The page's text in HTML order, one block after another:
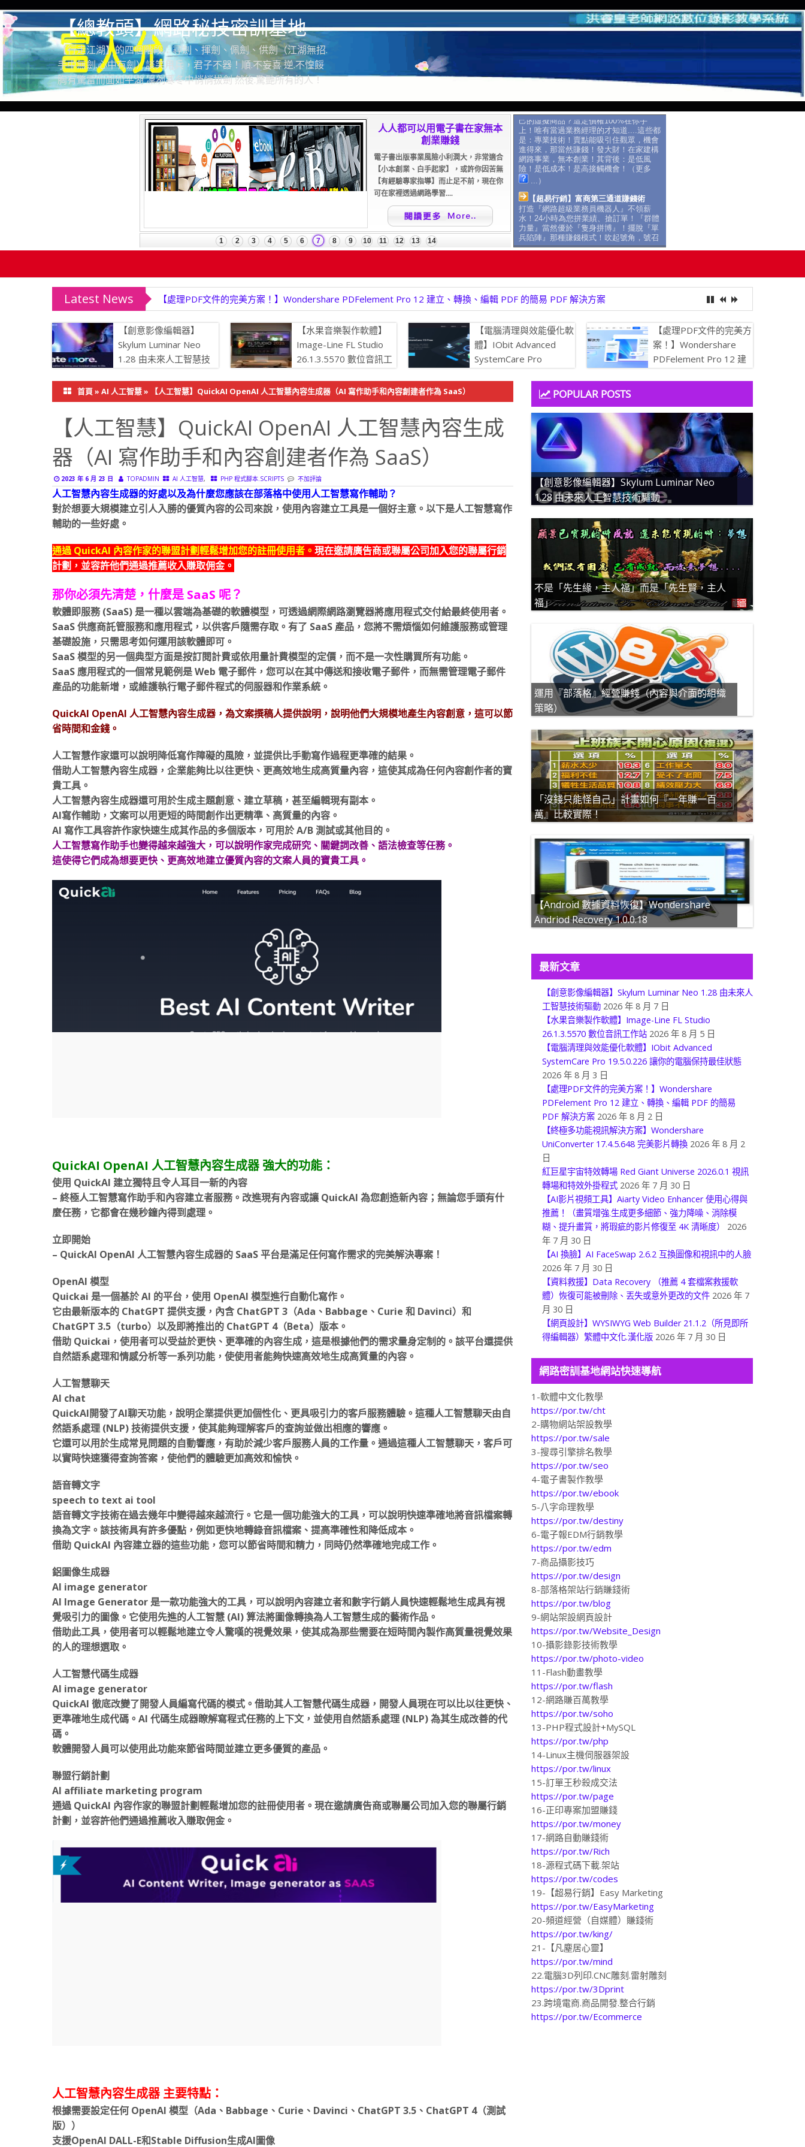
【總教頭】網路秘技密訓基地
【行走江湖】的四個階段：尋劍、揮劍、佩劍、供劍（江湖無招.
手中無劍.心中有劍）談笑用兵，君子不器！順.不妄喜 逆.不惶餒
胸有驚雷而面如平湖 凜冽寒冬中悄悄拔劍 然後.驚艷所有的人！
Latest News 【終極多功能視訊解決方案】Wondershare UniConverter 17.4.5.648 完美影片轉換
【創意影像編輯器】
Skylum Luminar Neo
1.28 由未來人工智慧技
【水果音樂製作軟體】
Image-Line FL Studio
26.1.3.5570 數位音訊工
【電腦清理與效能優化軟
體】IObit Advanced
SystemCare Pro
持最佳狀態
【處理PDF文件的完美方
案！】Wondershare
PDFelement Pro 12 建
簡易 PDF 解決方案
首頁» AI 人工智慧» 【人工智慧】QuickAI OpenAI 人工智慧內容生成器（AI 寫作助手和內容創建者作為 SaaS）
【人工智慧】QuickAI OpenAI 人工智慧內容生成
器（AI 寫作助手和內容創建者作為 SaaS）
2023 年 6 月 23 日 TOPADMIN AI 人工智慧, PHP 程式腳本.SCRIPTS 不加評論
人工智慧內容生成器的好處以及為什麼您應該在部落格中使用人工智慧寫作輔助？
對於想要大規模建立引人入勝的優質內容的公司來說，使用內容建立工具是一個好主意。以下是人工智慧寫作
輔助的一些好處。
通過 QuickAI 內容作家的聯盟計劃輕鬆增加您的註冊使用者。 現在邀請廣告商或聯屬公司加入您的聯屬行銷
計劃，並容許他們通過推薦收入賺取佣金。
那你必須先清楚，什麼是 SaaS 呢？
軟體即服務 (SaaS) 是一種以雲端為基礎的軟體模型，可透過網際網路瀏覽器將應用程式交付給最終使用者。
SaaS 供應商託管服務和應用程式，以供客戶隨需存取。有了 SaaS 產品，您將不需煩惱如何維護服務或管理
基礎設施，只需思考如何運用該軟體即可。
SaaS 模型的另一個典型方面是按訂閱計費或依用量計費模型的定價，而不是一次性購買所有功能。
SaaS 應用程式的一個常見範例是 Web 電子郵件，您可以在其中傳送和接收電子郵件，而無需管理電子郵件
產品的功能新增，或維護執行電子郵件程式的伺服器和作業系統。
QuickAI OpenAI 人工智慧內容生成器，為文案撰稿人提供說明，說明他們大規模地產生內容創意，這可以節
省時間和金錢。
人工智慧作家還可以說明降低寫作障礙的風險，並提供比手動寫作過程更準確的結果。
借助人工智慧內容生成器，企業能夠比以往更快、更高效地生成高質量內容，這使其成為任何內容創作者的寶
貴工具。
人工智慧內容生成器還可用於生成主題創意、建立草稿，甚至編輯現有副本。
AI寫作輔助，文案可以用更短的時間創作出更精準、高質量的內容。
AI 寫作工具容許作家快速生成其作品的多個版本，可用於 A/B 測試或其他目的。
人工智慧寫作助手也變得越來越強大，可以說明作家完成研究、關鍵詞改善、語法檢查等任務。
這使得它們成為想要更快、更高效地建立優質內容的文案人員的寶貴工具。
QuickAI OpenAI 人工智慧內容生成器 強大的功能：
使用 QuickAI 建立獨特且令人耳目一新的內容
– 終極人工智慧寫作助手和內容建立者服務。改進現有內容或讓 QuickAI 為您創造新內容；無論您手頭有什
麼任務，它都會在幾秒鐘內得到處理。
立即開始
– QuickAI OpenAI 人工智慧內容生成器的 SaaS 平台是滿足任何寫作需求的完美解決專案！
OpenAI 模型
Quickai 是一個基於 AI 的平台，使用 OpenAI 模型進行自動化寫作。
它由最新版本的 ChatGPT 提供支援，內含 ChatGPT 3（Ada、Babbage、Curie 和 Davinci）和
ChatGPT 3.5（turbo）以及即將推出的 ChatGPT 4（Beta）版本。
借助 Quickai，使用者可以受益於更快、更準確的內容生成，這是根據他們的需求量身定制的。該平台還提供
自然語系處理和情感分析等一系列功能，使使用者能夠快速高效地生成高質量的內容。
人工智慧聊天
AI chat
QuickAI開發了AI聊天功能，說明企業提供更加個性化、更具吸引力的客戶服務體驗。這種人工智慧聊天由自
然語系處理 (NLP) 技術提供支援，使其能夠理解客戶的查詢並做出相應的響應。
它還可以用於生成常見問題的自動響應，有助於減少客戶服務人員的工作量。通過這種人工智慧聊天，客戶可
以實時快速獲得查詢答案，使他們的體驗更加高效和愉快。
語音轉文字
speech to text ai tool
語音轉文字技術在過去幾年中變得越來越流行。它是一個功能強大的工具，可以說明快速準確地將音訊檔案轉
換為文字。該技術具有許多優點，例如更快地轉錄音訊檔案、提高準確性和降低成本。
借助 QuickAI 內容建立器的這些功能，您可以節省時間和精力，同時仍然準確地完成工作。
鋁圖像生成器
AI image generator
Al Image Generator 是一款功能強大的工具，可以說明內容建立者和數字行銷人員快速輕鬆地生成具有視
覺吸引力的圖像。它使用先進的人工智慧 (AI) 算法將圖像轉換為人工智慧生成的藝術作品。
借助此工具，使用者可以輕鬆地建立令人驚嘆的視覺效果，使其成為那些需要在短時間內製作高質量視覺效果
的人的理想選取。
人工智慧代碼生成器
AI image generator
QuickAI 徹底改變了開發人員編寫代碼的模式。借助其人工智慧代碼生成器，開發人員現在可以比以往更快、
更準確地生成代碼。AI 代碼生成器瞭解寫程式任務的上下文，並使用自然語系處理 (NLP) 為其生成改善的代
碼。
軟體開發人員可以使用此功能來節省時間並建立更多優質的產品。
聯盟行銷計劃
AI affiliate marketing program
通過 QuickAI 內容作家的聯盟計劃輕鬆增加您的註冊使用者。現在邀請廣告商或聯屬公司加入您的聯屬行銷
計劃，並容許他們通過推薦收入賺取佣金。
人工智慧內容生成器 主要特點：
根據需要設定任何 OpenAI 模型（Ada、Babbage、Curie、Davinci、ChatGPT 3.5、ChatGPT 4（測試
版））
支援OpenAI DALL-E和Stable Diffusion生成AI圖像
POPULAR POSTS
【創意影像編輯器】Skylum Luminar Neo
1.28 由未來人工智慧技術驅動
不是「先生緣，主人福」而是「先生賢，主人
福」
運用『部落格』經營賺錢（內容與介面的組織
策略）
「沒錢只能怪自己」計畫如何『一年賺一百
萬』比較實際！
【Android 數據資料恢復】Wondershare
Andriod Recovery 1.0.0.18
最新文章
【創意影像編輯器】Skylum Luminar Neo 1.28 由未來人
工智慧技術驅動 2026 年 8 月 7 日
【水果音樂製作軟體】Image-Line FL Studio
26.1.3.5570 數位音訊工作站 2026 年 8 月 5 日
【電腦清理與效能優化軟體】IObit Advanced
SystemCare Pro 19.5.0.226 讓你的電腦保持最佳狀態
2026 年 8 月 3 日
【處理PDF文件的完美方案！】Wondershare
PDFelement Pro 12 建立、轉換、編輯 PDF 的簡易
PDF 解決方案 2026 年 8 月 2 日
【終極多功能視訊解決方案】Wondershare
UniConverter 17.4.5.648 完美影片轉換 2026 年 8 月 2
日
紅巨星宇宙特效轉場 Red Giant Universe 2026.0.1 視訊
轉場和特效外掛程式 2026 年 7 月 30 日
【AI影片視頻工具】Aiarty Video Enhancer 使用心得與
推薦！（畫質增強.生成更多細節、強力降噪、消除模
糊、提升畫質，將瑕疵的影片修復至 4K 清晰度）
2026
年 7 月 30 日
【AI 換臉】AI FaceSwap 2.6.2 互換圖像和視訊中的人臉
2026 年 7 月 30 日
【資料救援】Data Recovery （推薦 4 套檔案救援軟
體）恢復可能被刪除、丟失或意外更改的文件 2026 年 7
月 30 日
【網頁設計】WYSIWYG Web Builder 21.1.2（所見即所
得編輯器）繁體中文化.漢化版 2026 年 7 月 30 日
網路密訓基地網站快速導航
1-軟體中文化教學
https://por.tw/cht
2-購物網站架設教學
https://por.tw/sale
3-搜尋引擎排名教學
https://por.tw/seo
4-電子書製作教學
https://por.tw/ebook
5-八字命理教學
https://por.tw/destiny
6-電子報EDM行銷教學
https://por.tw/edm
7-商品攝影技巧
https://por.tw/design
8-部落格架站行銷賺錢術
https://por.tw/blog
9-網站架設網頁設計
https://por.tw/Website_Design
10-攝影錄影技術教學
https://por.tw/photo-video
11-Flash動畫教學
https://por.tw/flash
12-網路賺百萬教學
https://por.tw/soho
13-PHP程式設計+MySQL
https://por.tw/php
14-Linux主機伺服器架設
https://por.tw/linux
15-訂單王秒殺成交法
https://por.tw/page
16-正印專案加盟賺錢
https://por.tw/money
17-網路自動賺錢術
https://por.tw/Rich
18-源程式碼下載.架站
https://por.tw/codes
19-【超易行銷】Easy Marketing
https://por.tw/EasyMarketing
20-頻道經營（自媒體）賺錢術
https://por.tw/king/
21-【凡塵居心靈】
https://por.tw/mind
22.電腦3D列印.CNC雕刻.雷射雕刻
https://por.tw/3Dprint
23.跨境電商.商品開發.整合行銷
https://por.tw/Ecommerce